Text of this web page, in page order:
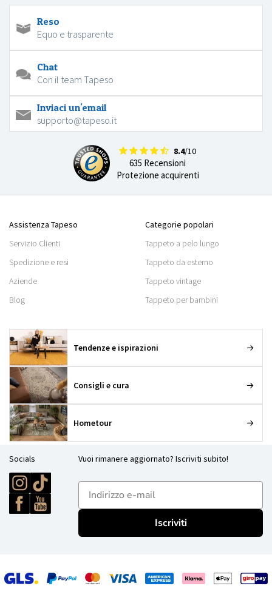
Reso
Equo e trasparente
Chat
Con il team Tapeso
Inviaci un'email
supporto@tapeso.it
8.4/10
635 Recensioni
Protezione acquirenti
Assistenza Tapeso
Servizio Clienti
Spedizione e resi
Aziende
Blog
Categorie popolari
Tappeto a pelo lungo
Tappeto da esterno
Tappeto vintage
Tappeto per bambini
Tendenze e ispirazioni
Consigli e cura
Hometour
Socials Vuoi rimanere aggiornato? Iscriviti subito!
E-mailadres
Iscriviti